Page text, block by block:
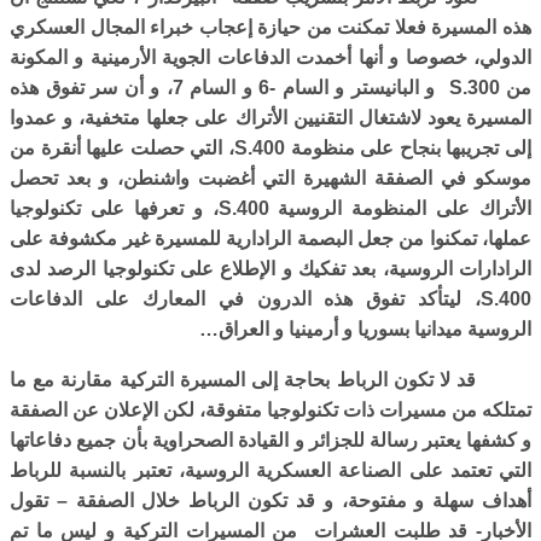
هذه المسيرة فعلا تمكنت من حيازة إعجاب خبراء المجال العسكري
الدولي، خصوصا و أنها أخمدت الدفاعات الجوية الأرمينية و المكونة
منS.300
و البانيستر و السام -6 و السام 7، و أن سر تفوق هذه
المسيرة يعود لاشتغال التقنيين الأتراك على جعلها متخفية، و عمدوا
إلى تجريبها بنجاح على منظومة S.400، التي حصلت عليها أنقرة من
موسكو في الصفقة الشهيرة التي أغضبت واشنطن، و بعد تحصل
الأتراك على المنظومة الروسيةS.400، و تعرفها على تكنولوجيا
عملها، تمكنوا من جعل البصمة الرادارية للمسيرة غير مكشوفة على
الرادارات الروسية، بعد تفكيك و الإطلاع على تكنولوجيا الرصد لدى
S.400، ليتأكد تفوق هذه الدرون في المعارك على الدفاعات
الروسية ميدانيا بسوريا و أرمينيا و العراق…
قد لا تكون الرباط بحاجة إلى المسيرة التركية مقارنة مع ما
تمتلكه من مسيرات ذات تكنولوجيا متفوقة، لكن الإعلان عن الصفقة
و كشفها يعتبر رسالة للجزائر و القيادة الصحراوية بأن جميع دفاعاتها
التي تعتمد على الصناعة العسكرية الروسية، تعتبر بالنسبة للرباط
أهداف سهلة و مفتوحة، و قد تكون الرباط خلال الصفقة – تقول
الأخبار- قد طلبت العشرات من المسيرات التركية و ليس ما تم